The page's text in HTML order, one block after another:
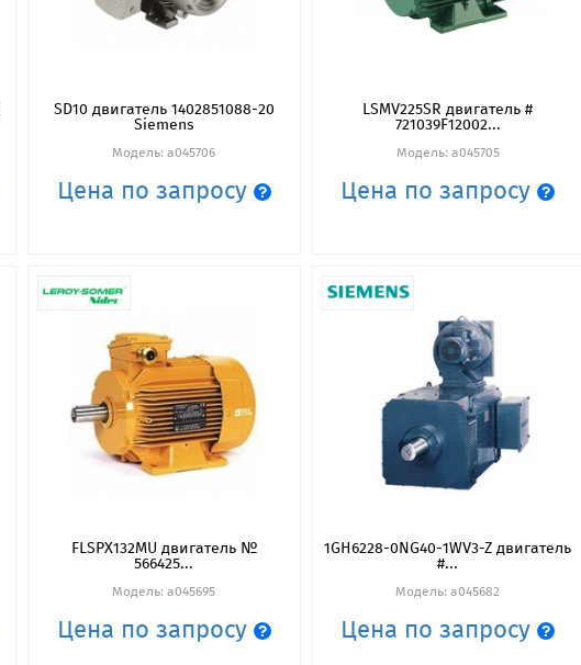
SD10 двигатель 1402851088-20
Siemens
Модель: a045706
Цена по запросу
LSMV225SR двигатель #
721039F12002...
Модель: a045705
Цена по запросу
FLSPX132MU двигатель №
566425...
Модель: a045695
Цена по запросу
1GH6228-0NG40-1WV3-Z двигатель
#...
Модель: a045682
Цена по запросу